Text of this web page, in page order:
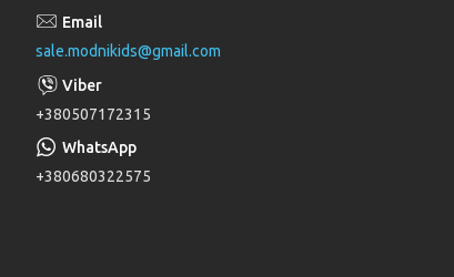
sale.modnikids@gmail.com
+380507172315
+380680322575